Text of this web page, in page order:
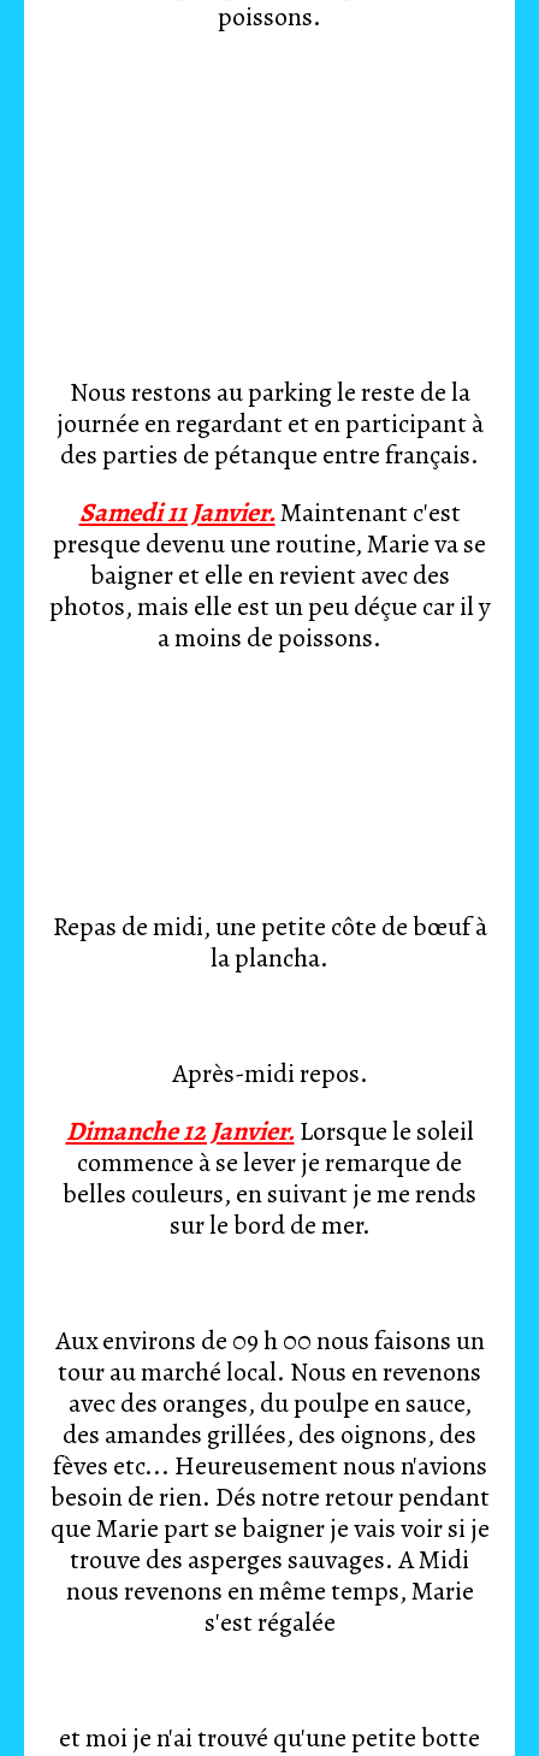
poissons.
Nous restons au parking le reste de la
journée en regardant et en participant à
des parties de pétanque entre français.
Samedi 11 Janvier.Maintenant c'est
presque devenu une routine, Marie va se
baigner et elle en revient avec des
photos, mais elle est un peu déçue car il y
a moins de poissons.
Repas de midi, une petite côte de bœuf à
la plancha.
Après-midi repos.
Dimanche 12 Janvier. Lorsque le soleil
commence à se lever je remarque de
belles couleurs, en suivant je me rends
sur le bord de mer.
Aux environs de 09 h 00 nous faisons un
tour au marché local. Nous en revenons
avec des oranges, du poulpe en sauce,
des amandes grillées, des oignons, des
fèves etc... Heureusement nous n'avions
besoin de rien. Dés notre retour pendant
que Marie part se baigner je vais voir si je
trouve des asperges sauvages. A Midi
nous revenons en même temps, Marie
s'est régalée
et moi je n'ai trouvé qu'une petite botte